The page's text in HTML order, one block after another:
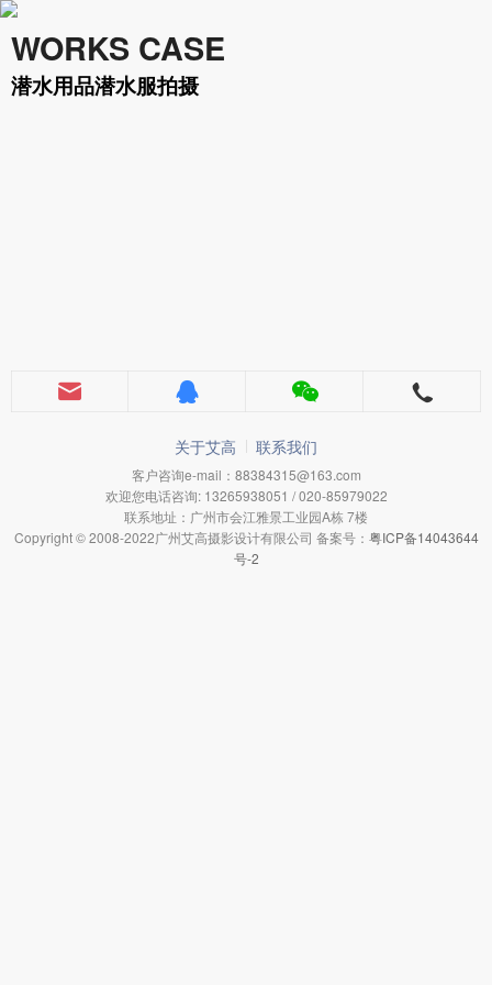
WORKS CASE
潜水用品潜水服拍摄
关于艾高 联系我们
客户咨询e-mail：88384315@163.com
欢迎您电话咨询: 13265938051 / 020-85979022
联系地址：广州市会江雅景工业园A栋 7楼
Copyright © 2008-2022广州艾高摄影设计有限公司 备案号： 粤ICP备14043644
号-2